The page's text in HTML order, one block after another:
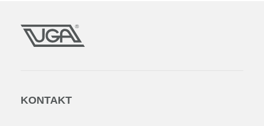
KONTAKT